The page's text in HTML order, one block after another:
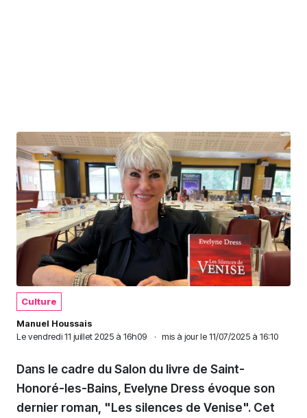
Culture
Manuel Houssais
Le vendredi 11 juillet 2025 à 16h09 · mis à jour le 11/07/2025 à 16:10
Dans le cadre du Salon du livre de Saint-
Honoré-les-Bains, Evelyne Dress évoque son
dernier roman, "Les silences de Venise". Cet